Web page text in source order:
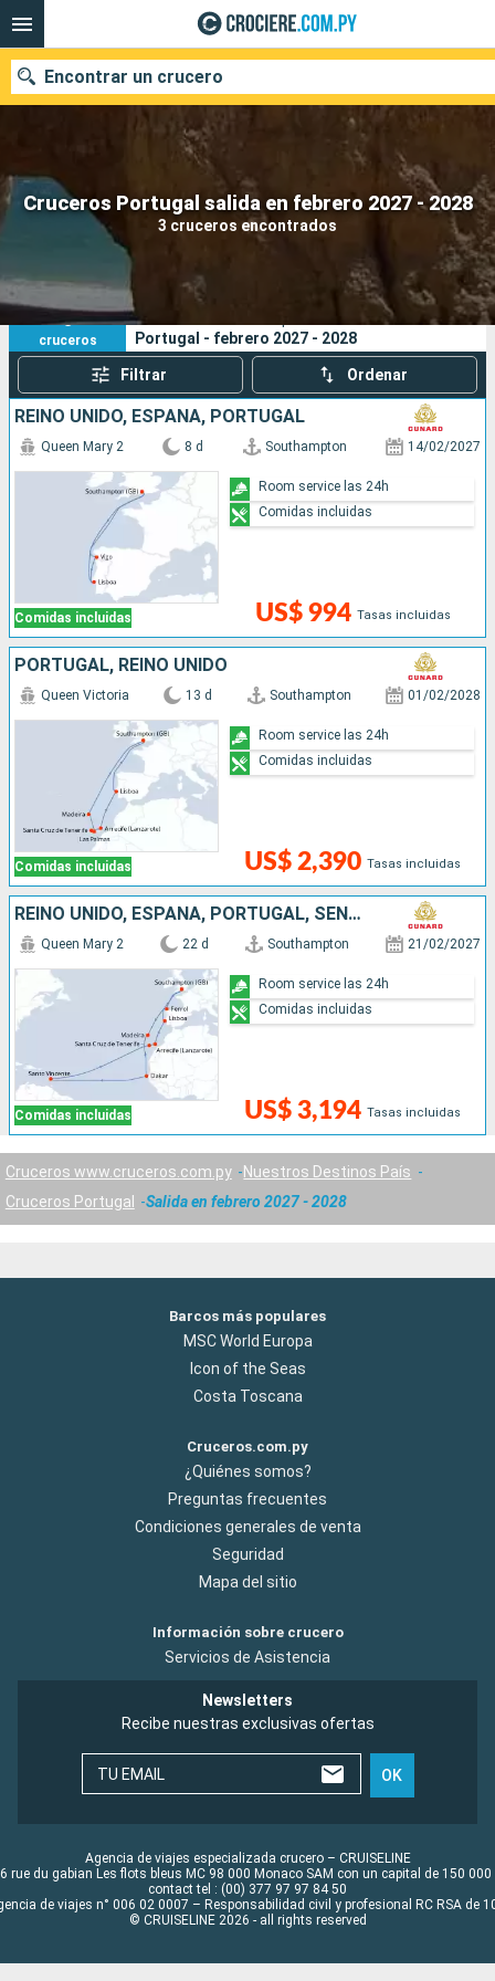
Cruceros Portugal salida en febrero 2027 - 2028
3 cruceros encontrados
Encontrar un crucero
Nuestros destinos
Fecha de salida
Compañías
Buscar
3
cruceros
Sus criterios de búsqueda:
Portugal - febrero 2027 - 2028
Filtrar Ordenar
REINO UNIDO, ESPAÑA, PORTUGAL
Comidas incluidas
Queen Mary 2 8 d Southampton 14/02/2027
US$ 994 Tasas incluidas
Room service las 24h
Comidas incluidas
PORTUGAL, REINO UNIDO
Comidas incluidas
Queen Victoria 13 d Southampton 01/02/2028
US$ 2,390 Tasas incluidas
Room service las 24h
Comidas incluidas
REINO UNIDO, ESPAÑA, PORTUGAL, SENEGAL, SAN VINCENT Y LAS GRANADINAS
Comidas incluidas
Queen Mary 2 22 d Southampton 21/02/2027
US$ 3,194 Tasas incluidas
Room service las 24h
Comidas incluidas
Cruceros www.cruceros.com.py
Nuestros Destinos País
Cruceros Portugal
Salida en febrero 2027 - 2028
Barcos más populares
MSC World Europa
Icon of the Seas
Costa Toscana
Cruceros.com.py
¿Quiénes somos?
Preguntas frecuentes
Condiciones generales de venta
Seguridad
Mapa del sitio
Información sobre crucero
Servicios de Asistencia
Newsletters
Recibe nuestras exclusivas ofertas
TU EMAIL OK
Agencia de viajes especializada crucero – CRUISELINE
rue du gabian Les flots bleus MC 98 000 Monaco SAM con un capital de 150 000
contact tel : (00) 377 97 97 84 50
de viajes n° 006 02 0007 – Responsabilidad civil y profesional RC RSA de
© CRUISELINE 2026 - all rights reserved